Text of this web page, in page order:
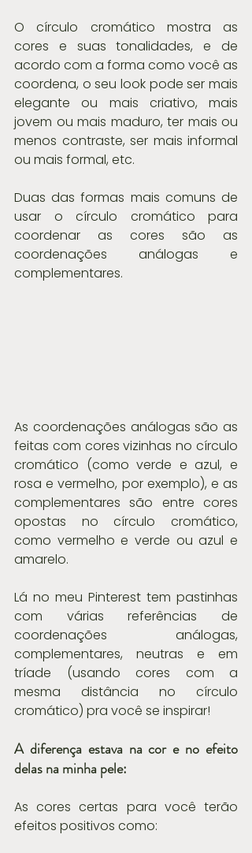
O círculo cromático mostra as
cores e suas tonalidades, e de
acordo com a forma como você as
coordena, o seu look pode ser mais
elegante ou mais criativo, mais
jovem ou mais maduro, ter mais ou
menos contraste, ser mais informal
ou mais formal, etc.
Duas das formas mais comuns de
usar o círculo cromático para
coordenar as cores são as
coordenações análogas e
complementares.
As coordenações análogas são as
feitas com cores vizinhas no círculo
cromático (como verde e azul, e
rosa e vermelho, por exemplo), e as
complementares são entre cores
opostas no círculo cromático,
como vermelho e verde ou azul e
amarelo.
Lá no meu Pinterest tem pastinhas
com várias referências de
coordenações análogas,
complementares, neutras e em
tríade (usando cores com a
mesma distância no círculo
cromático) pra você se inspirar!
A diferença estava na cor e no efeito
delas na minha pele:
As cores certas para você terão
efeitos positivos como: